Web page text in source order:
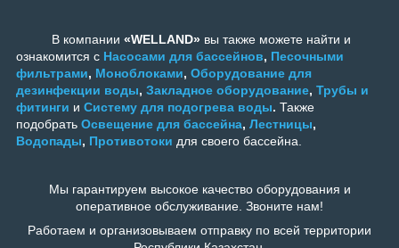
В компании «WELLAND» вы также можете найти и
ознакомится с Насосами для бассейнов, Песочными
фильтрами, Моноблоками, Оборудование для
дезинфекции воды, Закладное оборудование, Трубы и
фитинги и Систему для подогрева воды. Также
подобрать Освещение для бассейна, Лестницы,
Водопады, Противотоки для своего бассейна.
Мы гарантируем высокое качество оборудования и
оперативное обслуживание. Звоните нам!
Работаем и организовываем отправку по всей территории